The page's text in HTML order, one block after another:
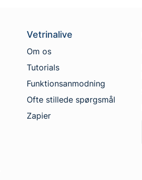
Vetrinalive
Om os
Tutorials
Funktionsanmodning
Ofte stillede spørgsmål
Zapier